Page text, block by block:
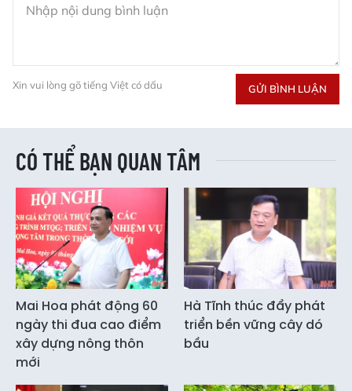
Xin vui lòng gõ tiếng Việt có dấu GỬI BÌNH LUẬN
CÓ THỂ BẠN QUAN TÂM
Mai Hoa phát động 60
ngày thi đua cao điểm
xây dựng nông thôn
mới
Hà Tĩnh thúc đẩy phát
triển bền vững cây dó
bầu